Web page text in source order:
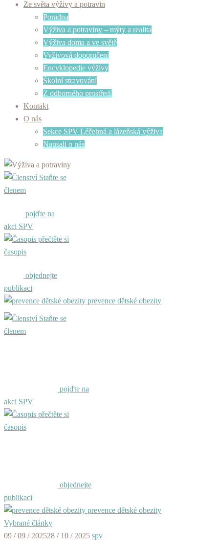
Ze světa výživy a potravin
Poradna
Výživa a potraviny – mýty a realita
Výživa doma a ve světě
Vyživová doporučení
Encyklopedie výživy
Školní stravování
Z odborného prostředí
Kontakt
O nás
Sekce SPV Léčebná a lázeňská výživa
Napsali o nás
Staňte se
členem
pojďte na
akci SPV
přečtěte si
časopis
objednejte
publikaci
prevence dětské obezity
Staňte se
členem
pojďte na
akci SPV
přečtěte si
časopis
objednejte
publikaci
prevence dětské obezity
Vybrané články
09 / 09 / 202528 / 10 / 2025 spv